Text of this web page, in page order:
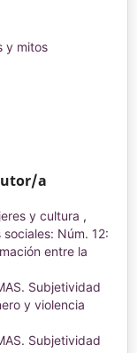
y mitos
a
y cultura ,
Núm. 12:
entre la
Subjetividad
y violencia
Subjetividad